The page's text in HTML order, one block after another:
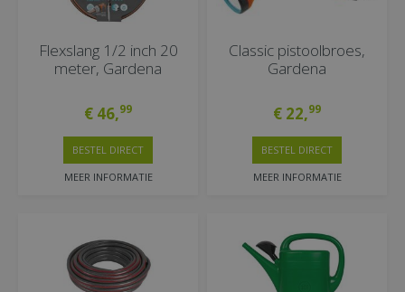
Flexslang 1/2 inch 20
meter, Gardena
€ 46,99
MEER INFORMATIE
BESTEL DIRECT
Classic pistoolbroes,
Gardena
€ 22,99
MEER INFORMATIE
BESTEL DIRECT